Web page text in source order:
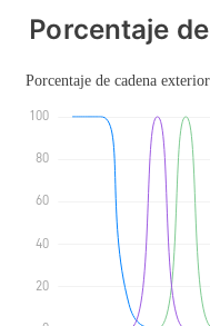
Porcentaje